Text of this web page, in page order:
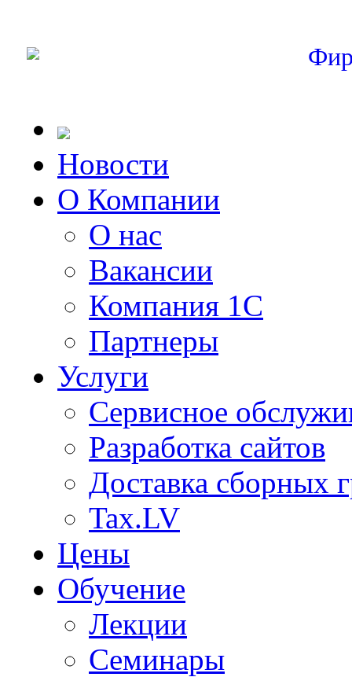
Новости
О Компании
О нас
Вакансии
Компания 1С
Партнеры
Услуги
Сервисное
Разработка сайтов
Доставка сборных
Tax.LV
Цены
Обучение
Лекции
Семинары